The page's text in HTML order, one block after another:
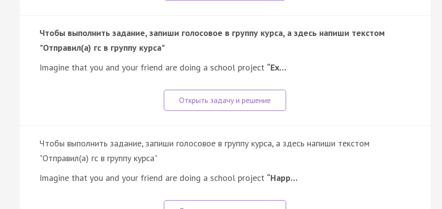
Чтобы выполнить задание, запиши голосовое в группу курса, а здесь напиши текстом
"Отправил(а) гс в группу курса"
Imagine that you and your friend are doing a school project “Ex…
Чтобы выполнить задание, запиши голосовое в группу курса, а здесь напиши текстом
"Отправил(а) гс в группу курса"
Imagine that you and your friend are doing a school project “Happ…